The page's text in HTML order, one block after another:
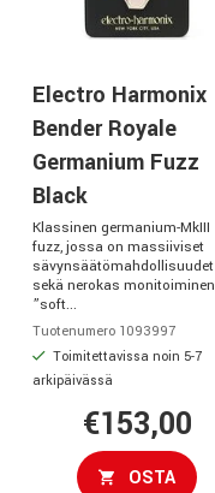
Electro Harmonix
Bender Royale
Germanium Fuzz
Black
Klassinen germanium-MkIII
fuzz, jossa on massiiviset
sävynsäätömahdollisuudet
sekä nerokas monitoiminen
”soft...
Tuotenumero 1093997
Toimitettavissa noin 5-7
arkipäivässä
€153,00
OSTA